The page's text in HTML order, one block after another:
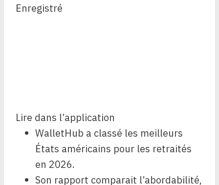
Enregistré
Lire dans l’application
WalletHub a classé les meilleurs
États américains pour les retraités
en 2026.
Son rapport comparait l’abordabilité,